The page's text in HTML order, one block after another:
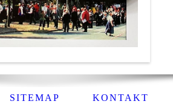
SITEMAP
KONTAKT